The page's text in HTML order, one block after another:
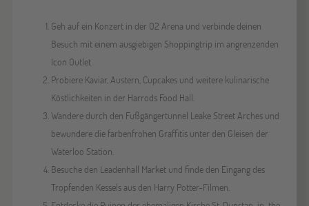
Geh auf ein Konzert in der O2 Arena und verbinde deinen
Besuch mit einem ausgiebigen Shoppingtrip im angrenzenden
Icon Outlet.
Probiere Kaviar, Austern, Cupcakes und weitere kulinarische
Köstlichkeiten in der Harrods Food Hall.
Wandere durch den Fußgängertunnel Leake Street Arches und
bewundere die farbenfrohen Graffitis unter den Gleisen der
Waterloo Station.
Besuche den Leadenhall Market und finde den Eingang des
Tropfenden Kessels aus den Harry Potter-Filmen.